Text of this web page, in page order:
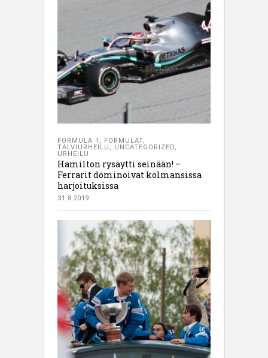
FORMULA 1 , FORMULAT,
TALVIURHEILU , UNCATEGORIZED,
URHEILU
Hamilton rysäytti seinään! –
Ferrarit dominoivat kolmansissa
harjoituksissa
31.8.2019